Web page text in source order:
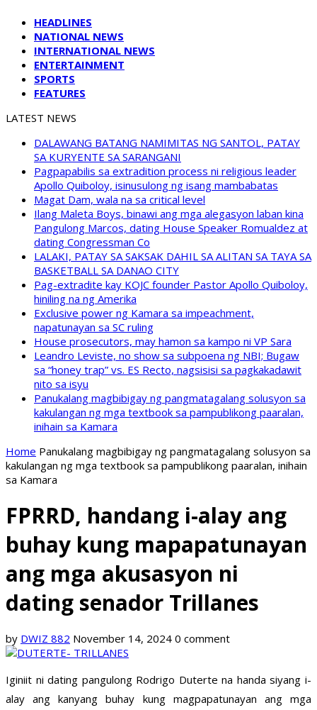
HEADLINES
NATIONAL NEWS
INTERNATIONAL NEWS
ENTERTAINMENT
SPORTS
FEATURES
LATEST NEWS
DALAWANG BATANG NAMIMITAS NG SANTOL, PATAY
SA KURYENTE SA SARANGANI
Pagpapabilis sa extradition process ni religious leader
Apollo Quiboloy, isinusulong ng isang mambabatas
Magat Dam, wala na sa critical level
Ilang Maleta Boys, binawi ang mga alegasyon laban kina
Pangulong Marcos, dating House Speaker Romualdez at
dating Congressman Co
LALAKI, PATAY SA SAKSAK DAHIL SA ALITAN SA TAYA SA
BASKETBALL SA DANAO CITY
Pag-extradite kay KOJC founder Pastor Apollo Quiboloy,
hiniling na ng Amerika
Exclusive power ng Kamara sa impeachment,
napatunayan sa SC ruling
House prosecutors, may hamon sa kampo ni VP Sara
Leandro Leviste, no show sa subpoena ng NBI; Bugaw
sa “honey trap” vs. ES Recto, nagsisisi sa pagkakadawit
nito sa isyu
Panukalang magbibigay ng pangmatagalang solusyon sa
kakulangan ng mga textbook sa pampublikong paaralan,
inihain sa Kamara
Home Panukalang magbibigay ng pangmatagalang solusyon sa
kakulangan ng mga textbook sa pampublikong paaralan, inihain
sa Kamara
FPRRD, handang i-alay ang
buhay kung mapapatunayan
ang mga akusasyon ni
dating senador Trillanes
by DWIZ 882 November 14, 2024 0 comment
Iginiit ni dating pangulong Rodrigo Duterte na handa siyang i-
alay ang kanyang buhay kung magpapatunayan ang mga